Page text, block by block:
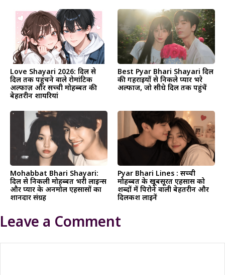
Love Shayari 2026: दिल से
दिल तक पहुंचने वाले रोमांटिक
अल्फाज़ और सच्ची मोहब्बत की
बेहतरीन शायरियां
Best Pyar Bhari Shayari दिल
की गहराइयों से निकले प्यार भरे
अल्फाज, जो सीधे दिल तक पहुंचें
Mohabbat Bhari Shayari:
दिल से निकली मोहब्बत भरी लाइन्स
और प्यार के अनमोल एहसासों का
शानदार संग्रह
Pyar Bhari Lines : सच्ची
मोहब्बत के खूबसूरत एहसास को
शब्दों में पिरोने वाली बेहतरीन और
दिलकश लाइनें
Leave a Comment